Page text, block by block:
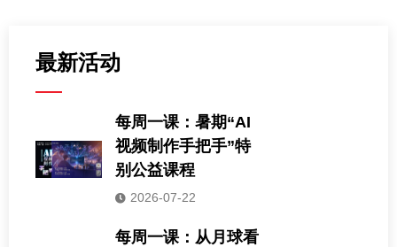
最新活动
每周一课：暑期“AI
视频制作手把手”特
别公益课程
2026-07-22
每周一课：从月球看